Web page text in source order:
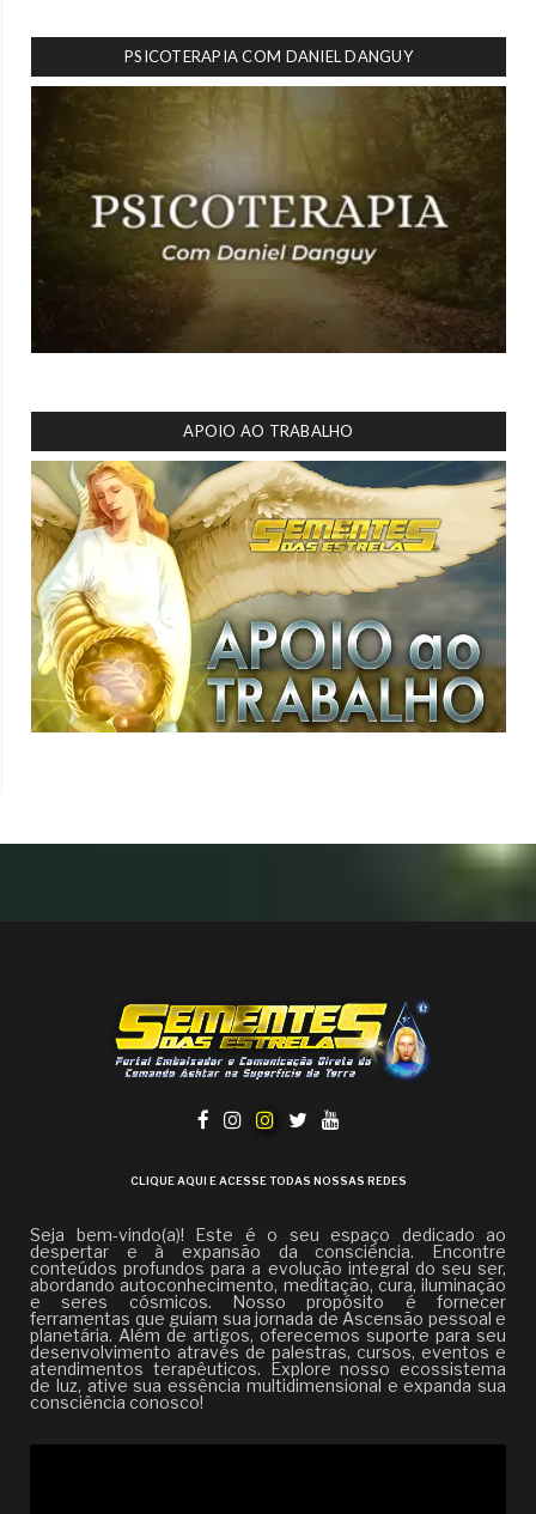
PSICOTERAPIA COM DANIEL DANGUY
APOIO AO TRABALHO
CLIQUE AQUI E ACESSE TODAS NOSSAS REDES
Seja bem-vindo(a)! Este é o seu espaço dedicado ao
despertar e à expansão da consciência. Encontre
conteúdos profundos para a evolução integral do seu ser,
abordando autoconhecimento, meditação, cura, iluminação
e seres cósmicos. Nosso propósito é fornecer
ferramentas que guiam sua jornada de Ascensão pessoal e
planetária. Além de artigos, oferecemos suporte para seu
desenvolvimento através de palestras, cursos, eventos e
atendimentos terapêuticos. Explore nosso ecossistema
de luz, ative sua essência multidimensional e expanda sua
consciência conosco!